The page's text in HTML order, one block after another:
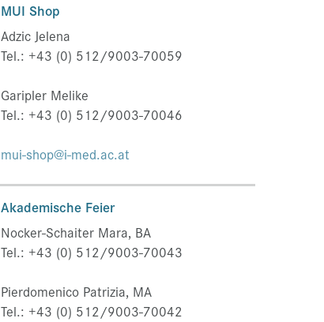
MUI Shop
Adzic Jelena
Tel.: +43 (0) 512/9003-70059
Garipler Melike
Tel.: +43 (0) 512/9003-70046
mui-shop@i-med.ac.at
Akademische Feier
Nocker-Schaiter Mara, BA
Tel.: +43 (0) 512/9003-70043
Pierdomenico Patrizia, MA
Tel.: +43 (0) 512/9003-70042